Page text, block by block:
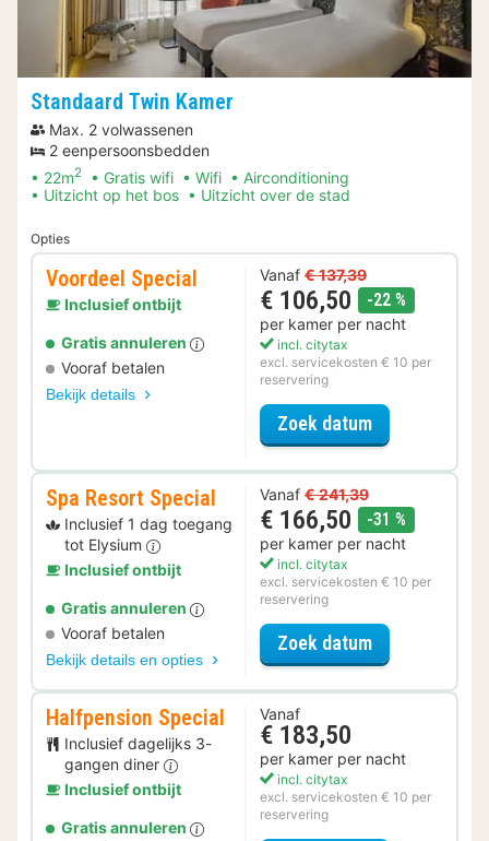
Standaard Twin Kamer
Max. 2 volwassenen
2 eenpersoonsbedden
22m2 Gratis wifi Wifi
Airconditioning
Uitzicht op het bos
Uitzicht over de stad
Opties
Voordeel Special
Inclusief ontbijt
Gratis annuleren
Vooraf betalen
Bekijk details
Vanaf € 137,39
€ 106,50 -22 %
per kamer per nacht
incl. citytax
excl. servicekosten € 10 per
reservering
Zoek datumvoor Voordeel
Spa Resort Special
Inclusief 1 dag toegang
tot Elysium
Inclusief ontbijt
Gratis annuleren
Vooraf betalen
Bekijk details en opties
Vanaf € 241,39
€ 166,50 -31 %
per kamer per nacht
incl. citytax
excl. servicekosten € 10 per
reservering
Zoek datumvoor Spa
Halfpension Special
Inclusief dagelijks 3-
gangen diner
Inclusief ontbijt
Gratis annuleren
Vanaf
€ 183,50
per kamer per nacht
incl. citytax
excl. servicekosten € 10 per
reservering